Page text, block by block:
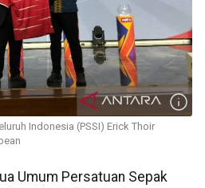
Indonesia (PSSI) Erick Thoir
Umum Persatuan Sepak